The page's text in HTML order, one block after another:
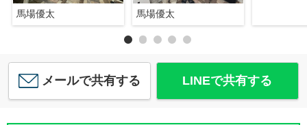
馬場優太 馬場優太
メールで共有する LINEで共有する